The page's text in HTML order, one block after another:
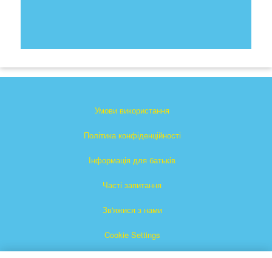
Умови використання
Політика конфіденційності
Інформація для батьків
Часті запитання
Зв'яжися з нами
Cookie Settings